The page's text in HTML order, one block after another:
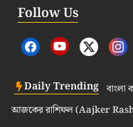
Follow Us
Daily Trending
আজকের রাশিফল (Aajker